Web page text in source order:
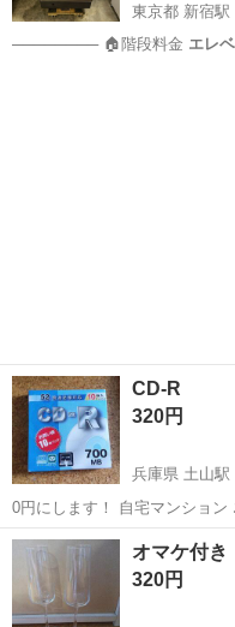
東京都 新宿駅
──────── 🏠階段料金 エレ
CD-R
320円
兵庫県 土山駅
0円にします！ 自宅マンション
る方に まと…
兵庫 明石市 土山駅
オマケ付
320円